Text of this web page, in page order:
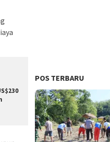
POS TERBARU